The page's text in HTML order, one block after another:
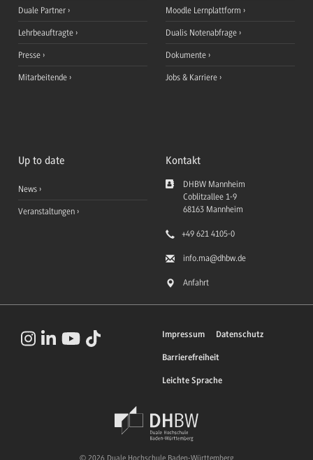
Duale Partner
Lehrbeauftragte
Presse
Mitarbeitende
Moodle Lernplattform
Dualis Notenabfrage
Dokumente
Jobs & Karriere
Up to date
News
Veranstaltungen
Kontakt
DHBW Mannheim
Coblitzallee 1-9
68163 Mannheim
+49 621 4105-0
info.ma@dhbw.de
Anfahrt
Impressum Datenschutz
Barrierefreiheit
Leichte Sprache
© 2026 Duale Hochschule Baden-Württemberg